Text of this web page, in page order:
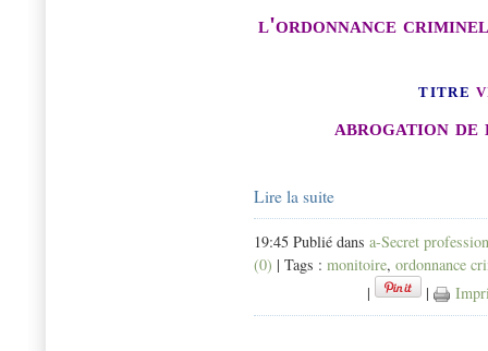
l'ordonnance
titre
abrogation de
Lire la suite
19:45 Publié dans a-Secret
(0) | Tags : monitoire, ordonnance
|
|